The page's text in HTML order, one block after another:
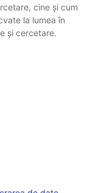
cine și cum
la lumea în
și cercetare.